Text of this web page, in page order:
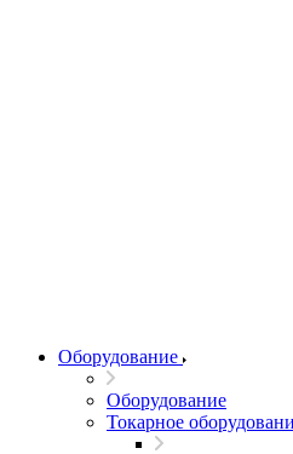
Оборудование
Оборудование
Токарное